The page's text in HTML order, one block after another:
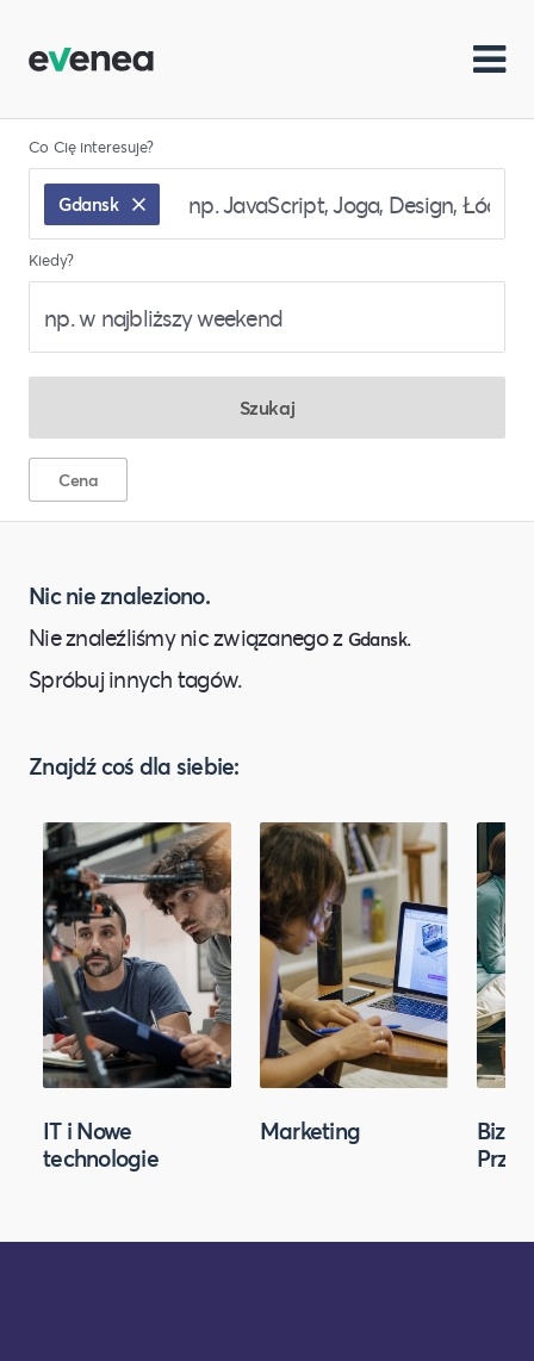
Co Cię interesuje?
Gdansk
Kiedy?
Szukaj
Cena
Nic nie znaleziono.
Nie znaleźliśmy nic związanego z Gdansk.
Spróbuj innych tagów.
Znajdź coś dla siebie:
IT i Nowe
technologie
Marketing